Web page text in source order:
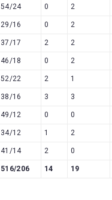
54/24 0 2
29/16 0 2
37/17 2 2
46/18 0 2
52/22 2 1
38/16 3 3
49/12 0 0
34/12 1 2
41/14 2 0
516/206 14 19